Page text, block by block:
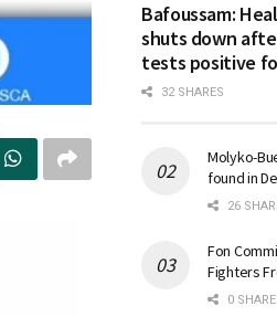
Bafoussam:
shuts down
tests positive
32 SHARES
Molyko-
found in
26
Fon
Fighters
0